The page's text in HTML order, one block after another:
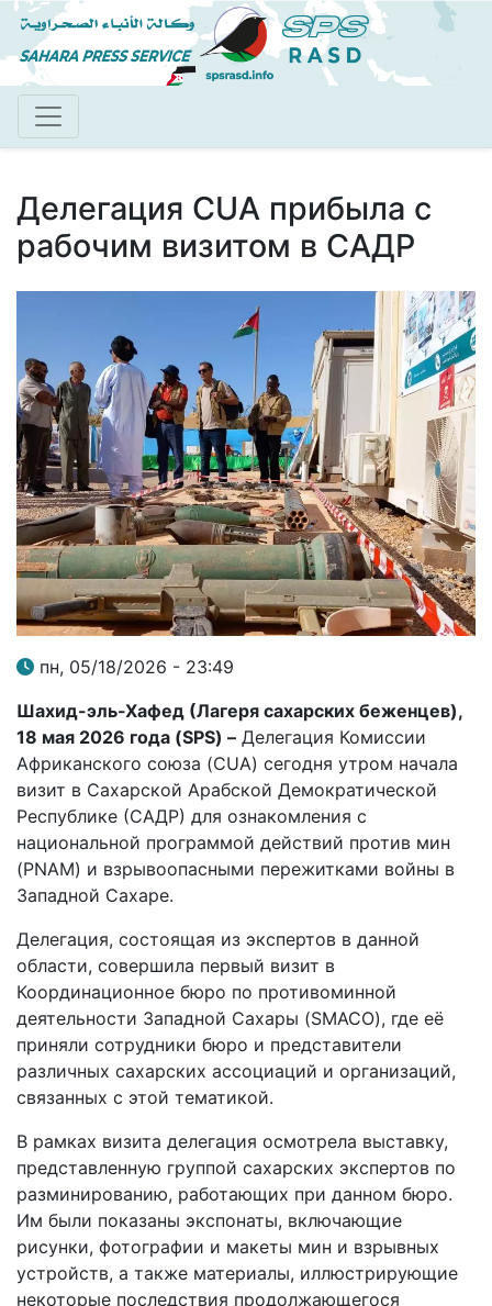
Перейти
к
основному
Делегация CUA прибыла с
рабочим визитом в САДР
пн, 05/18/2026 - 23:49
Шахид-эль-Хафед (Лагеря сахарских беженцев),
18 мая 2026 года (SPS) – Делегация Комиссии
Африканского союза (CUA) сегодня утром начала
визит в Сахарской Арабской Демократической
Республике (САДР) для ознакомления с
национальной программой действий против мин
(PNAM) и взрывоопасными пережитками войны в
Западной Сахаре.
Делегация, состоящая из экспертов в данной
области, совершила первый визит в
Координационное бюро по противоминной
деятельности Западной Сахары (SMACO), где её
приняли сотрудники бюро и представители
различных сахарских ассоциаций и организаций,
связанных с этой тематикой.
В рамках визита делегация осмотрела выставку,
представленную группой сахарских экспертов по
разминированию, работающих при данном бюро.
Им были показаны экспонаты, включающие
рисунки, фотографии и макеты мин и взрывных
устройств, а также материалы, иллюстрирующие
некоторые последствия продолжающегося